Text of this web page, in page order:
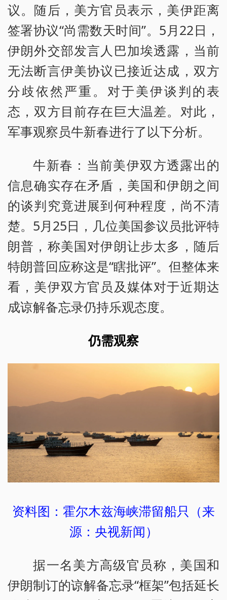
议。随后，美方官员表示，美伊距离
签署协议“尚需数天时间”。5月22日，
伊朗外交部发言人巴加埃透露，当前
无法断言伊美协议已接近达成，双方
分歧依然严重。对于美伊谈判的表
态，双方目前存在巨大温差。对此，
军事观察员牛新春进行了以下分析。
牛新春：当前美伊双方透露出的
信息确实存在矛盾，美国和伊朗之间
的谈判究竟进展到何种程度，尚不清
楚。5月25日，几位美国参议员批评特
朗普，称美国对伊朗让步太多，随后
特朗普回应称这是“瞎批评”。但整体来
看，美伊双方官员及媒体对于近期达
成谅解备忘录仍持乐观态度。
仍需观察
资料图：霍尔木兹海峡滞留船只（来
源：央视新闻）
据一名美方高级官员称，美国和
伊朗制订的谅解备忘录“框架”包括延长